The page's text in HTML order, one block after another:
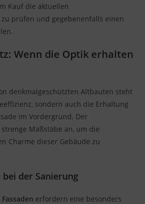
Kauf die aktuellen
prüfen und gegebenenfalls einen
Wenn die Optik erhalten
denkmalgeschützten Altbauten steht
sondern auch die Erhaltung
im Vordergrund. Der
strenge Maßstäbe an, um die
Charme dieser Gebäude zu
der Sanierung
erfordern eine besonders